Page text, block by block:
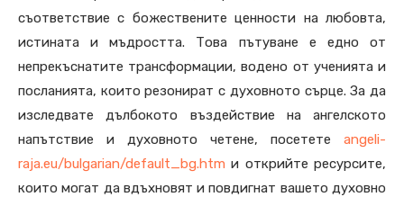
съответствие с божествените ценности на любовта,
истината и мъдростта. Това пътуване е едно от
непрекъснатите трансформации, водено от ученията и
посланията, които резонират с духовното сърце. За да
изследвате дълбокото въздействие на ангелското
напътствие и духовното четене, посетете angeli-
raja.eu/bulgarian/default_bg.htm и открийте ресурсите,
които могат да вдъхновят и повдигнат вашето духовно